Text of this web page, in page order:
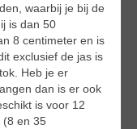
waarbij je bij de
is dan 50
8 centimeter en is
exclusief de jas is
Heb je er
dan is er ook
is voor 12
(8 en 35